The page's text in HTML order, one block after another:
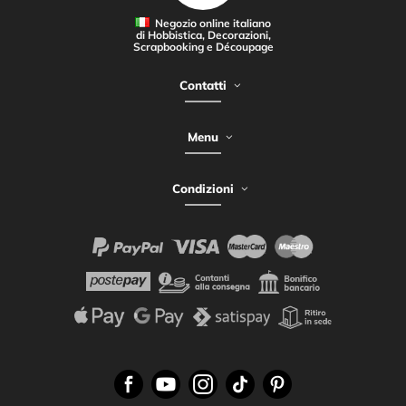
Negozio online italiano
di Hobbistica, Decorazioni,
Scrapbooking e Découpage
Contatti
Menu
Condizioni